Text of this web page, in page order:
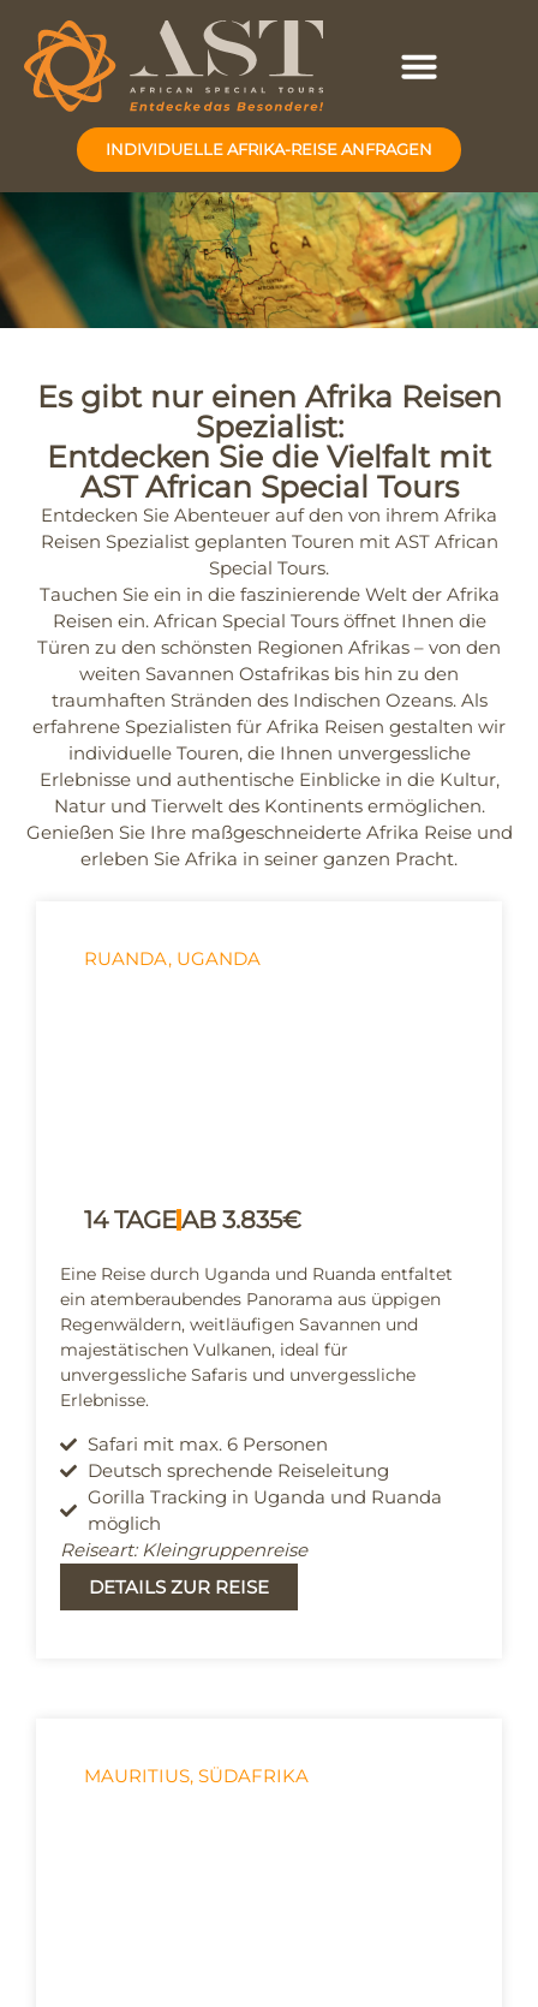
INDIVIDUELLE AFRIKA-REISE ANFRAGEN
Es gibt nur einen Afrika Reisen
Spezialist:
Entdecken Sie die Vielfalt mit
AST African Special Tours
Entdecken Sie Abenteuer auf den von ihrem Afrika
Reisen Spezialist geplanten Touren mit AST African
Special Tours.
Tauchen Sie ein in die faszinierende Welt der Afrika
Reisen ein. African Special Tours öffnet Ihnen die
Türen zu den schönsten Regionen Afrikas – von den
weiten Savannen Ostafrikas bis hin zu den
traumhaften Stränden des Indischen Ozeans. Als
erfahrene Spezialisten für Afrika Reisen gestalten wir
individuelle Touren, die Ihnen unvergessliche
Erlebnisse und authentische Einblicke in die Kultur,
Natur und Tierwelt des Kontinents ermöglichen.
Genießen Sie Ihre maßgeschneiderte Afrika Reise und
erleben Sie Afrika in seiner ganzen Pracht.
RUANDA, UGANDA
14 TAGEAB 3.835€
Eine Reise durch Uganda und Ruanda entfaltet
ein atemberaubendes Panorama aus üppigen
Regenwäldern, weitläufigen Savannen und
majestätischen Vulkanen, ideal für
unvergessliche Safaris und unvergessliche
Erlebnisse.
Safari mit max. 6 Personen
Deutsch sprechende Reiseleitung
Gorilla Tracking in Uganda und Ruanda
möglich
Reiseart: Kleingruppenreise
DETAILS ZUR REISE
MAURITIUS, SÜDAFRIKA
Vom Western Cape ins